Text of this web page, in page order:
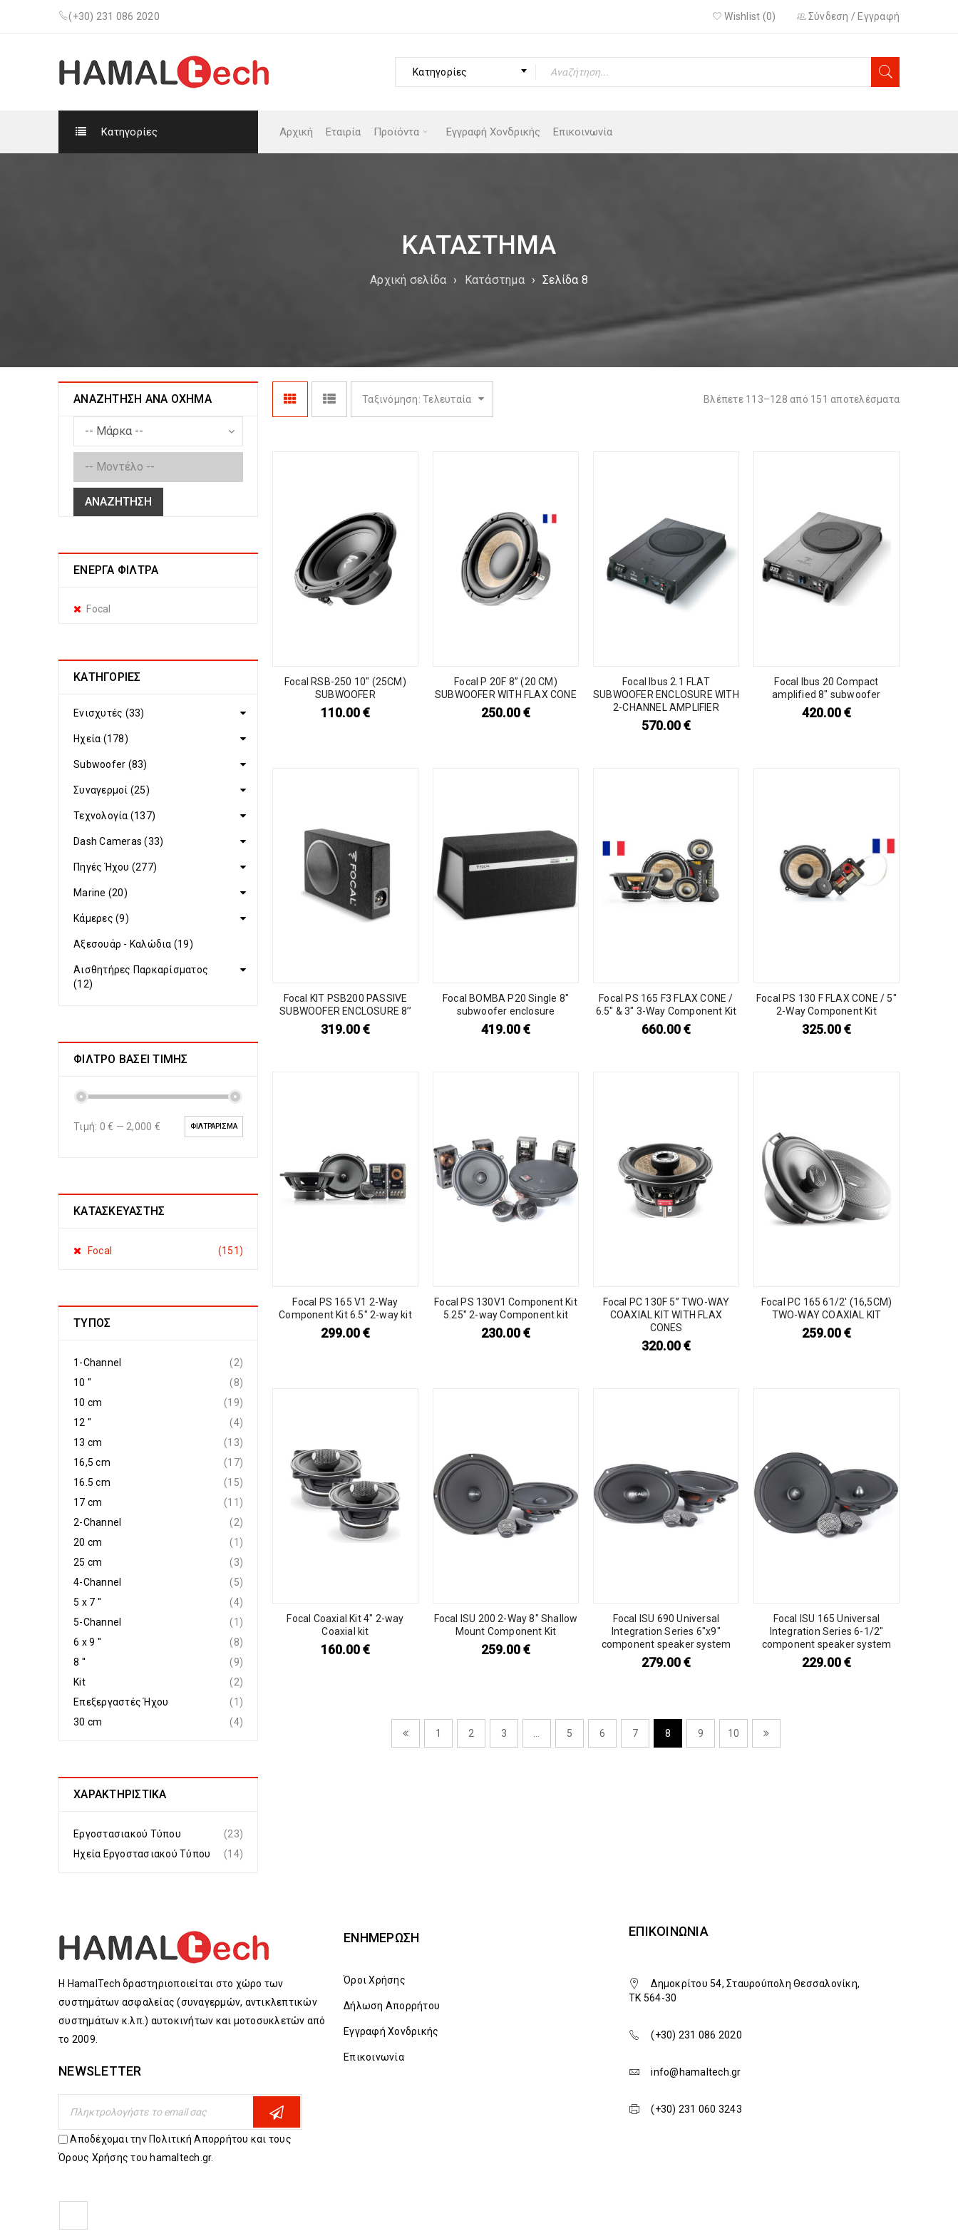
(+30) 231 086 2020 Σύνδεση / Εγγραφή
Wishlist (0)
Κατηγορίες
Κατηγορίες Αρχική Εταιρία Προϊόντα Εγγραφή Χονδρικής Επικοινωνία
ΚΑΤΆΣΤΗΜΑ
Αρχική σελίδα › Κατάστημα › Σελίδα 8
ΑΝΑΖΉΤΗΣΗ ΑΝΆ ΌΧΗΜΑ
ΑΝΑΖΉΤΗΣΗ
ΕΝΕΡΓΆ ΦΊΛΤΡΑ
Focal
ΚΑΤΗΓΟΡΙΕΣ
Ενισχυτές (33)
Ηχεία (178)
Subwoofer (83)
Συναγερμοί (25)
Τεχνολογία (137)
Dash Cameras (33)
Πηγές Ήχου (277)
Marine (20)
Κάμερες (9)
Αξεσουάρ - Καλώδια (19)
Αισθητήρες Παρκαρίσματος
(12)
ΦΙΛΤΡΟ ΒΑΣΕΙ ΤΙΜΗΣ
ΦΙΛΤΡΆΡΙΣΜΑ
Τιμή: 0 € — 2,000 €
ΚΑΤΑΣΚΕΥΑΣΤΗΣ
Focal (151)
ΤΎΠΟΣ
1-Channel
(2)
10 ''
(8)
10 cm
(19)
12 ''
(4)
13 cm
(13)
16,5 cm
(17)
16.5 cm
(15)
17 cm
(11)
2-Channel
(2)
20 cm
(1)
25 cm
(3)
4-Channel
(5)
5 x 7 ''
(4)
5-Channel
(1)
6 x 9 ''
(8)
8 ''
(9)
Kit
(2)
Επεξεργαστές Ήχου
(1)
30 cm
(4)
ΧΑΡΑΚΤΗΡΙΣΤΙΚΆ
Εργοστασιακού Τύπου
(23)
Ηχεία Εργοστασιακού Τύπου
(14)
Βλέπετε 113–128 από 151 αποτελέσματα
Ταξινόμηση: Τελευταία
Focal RSB-250 10″ (25CM)
SUBWOOFER
110.00€
Focal P 20F 8’’ (20 CM)
SUBWOOFER WITH FLAX CONE
250.00€
Focal Ibus 2.1 FLAT
SUBWOOFER ENCLOSURE WITH
2-CHANNEL AMPLIFIER
570.00€
Focal Ibus 20 Compact
amplified 8″ subwoofer
420.00€
Focal KIT PSB200 PASSIVE
SUBWOOFER ENCLOSURE 8’’
319.00€
Focal BOMBA P20 Single 8″
subwoofer enclosure
419.00€
Focal PS 165 F3 FLAX CONE /
6.5″ & 3″ 3-Way Component Kit
660.00€
Focal PS 130 F FLAX CONE / 5″
2-Way Component Kit
325.00€
Focal PS 165 V1 2-Way
Component Kit 6.5″ 2-way kit
299.00€
Focal PS 130V1 Component Kit
5.25″ 2-way Component kit
230.00€
Focal PC 130F 5” TWO-WAY
COAXIAL KIT WITH FLAX
CONES
320.00€
Focal PC 165 61/2′ (16,5CM)
TWO-WAY COAXIAL KIT
259.00€
Focal Coaxial Kit 4″ 2-way
Coaxial kit
160.00€
Focal ISU 200 2-Way 8″ Shallow
Mount Component Kit
259.00€
Focal ISU 690 Universal
Integration Series 6″x9″
component speaker system
279.00€
Focal ISU 165 Universal
Integration Series 6-1/2″
component speaker system
229.00€
1 2 3 5 6 7 8 9 10
Η HamalTech δραστηριοποιείται στο χώρο των
συστημάτων ασφαλείας (συναγερμών, αντικλεπτικών
συστημάτων κ.λπ.) αυτοκινήτων και μοτοσυκλετών από
το 2009.
NEWSLETTER
Αποδέχομαι την Πολιτική Απορρήτου και τους
Όρους Χρήσης του hamaltech.gr.
ΕΝΗΜΈΡΩΣΗ
Όροι Χρήσης
Δήλωση Απορρήτου
Εγγραφή Χονδρικής
Επικοινωνία
ΕΠΙΚΟΙΝΩΝΊΑ
Δημοκρίτου 54, Σταυρούπολη Θεσσαλονίκη,
TK 564-30
(+30) 231 086 2020
info@hamaltech.gr
(+30) 231 060 3243